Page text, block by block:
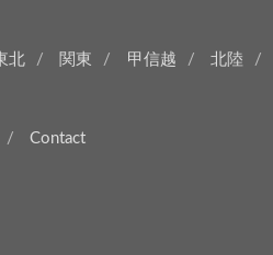
北 関東 甲信越 北陸
Contact